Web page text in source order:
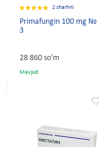
2 sharhni
Primafungin 100 mg №
3
28 860 so'm
Mavjud